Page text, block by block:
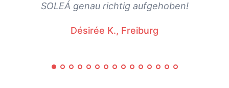
SOLEÁ genau richtig aufgehoben!
Désirée K., Freiburg